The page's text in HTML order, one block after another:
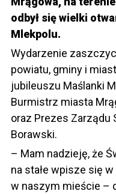
odbył się wielki
Mlekpolu.
Wydarzenie
powiatu, gminy i
jubileuszu Maślanki
Burmistrz miasta
oraz Prezes Zarządu
Borawski.
– Mam nadzieję, że
na stałe wpisze się
w naszym mieście –